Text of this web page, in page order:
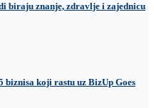
biraju znanje, zdravlje i zajednicu
biznisa koji rastu uz BizUp Goes